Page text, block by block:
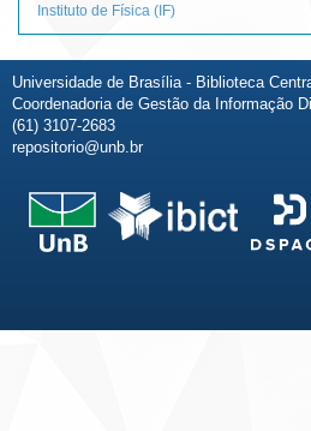
Instituto de Física (IF)
Universidade de Brasília - Biblioteca
Coordenadoria de Gestão da Informação
(61) 3107-2683
repositorio@unb.br